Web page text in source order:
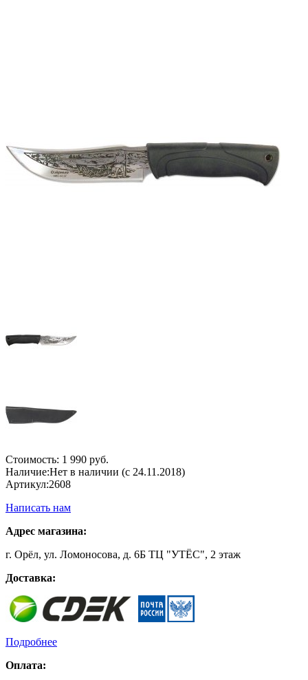
Стоимость: 1 990 руб.
Наличие:Нет в наличии (с 24.11.2018)
Артикул:2608
Написать нам
Адрес магазина:
г. Орёл, ул. Ломоносова, д. 6Б ТЦ "УТЁС", 2 этаж
Доставка:
Подробнее
Оплата: